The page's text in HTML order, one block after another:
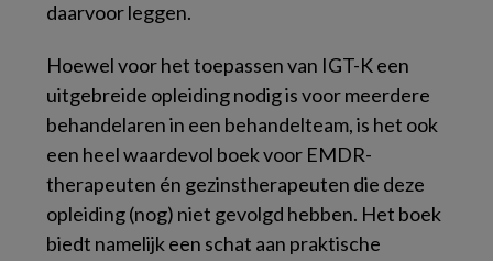
daarvoor leggen.
Hoewel voor het toepassen van IGT-K een
uitgebreide opleiding nodig is voor meerdere
behandelaren in een behandelteam, is het ook
een heel waardevol boek voor EMDR-
therapeuten én gezinstherapeuten die deze
opleiding (nog) niet gevolgd hebben. Het boek
biedt namelijk een schat aan praktische